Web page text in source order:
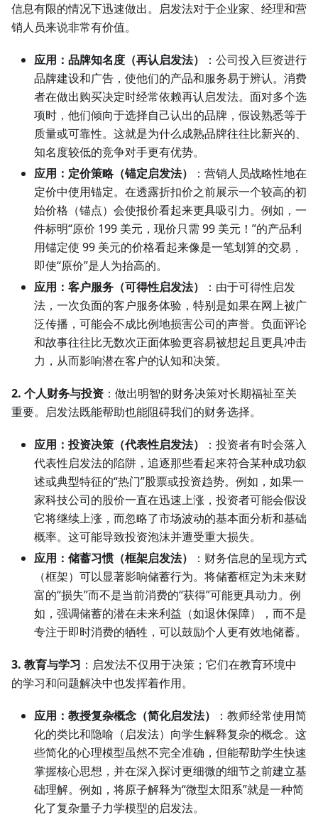
信息有限的情况下迅速做出。启发法对于企业家、经理和营
销人员来说非常有价值。
应用：品牌知名度（再认启发法）
：公司投入巨资进行
品牌建设和广告，使他们的产品和服务易于辨认。消费
者在做出购买决定时经常依赖再认启发法。面对多个选
项时，他们倾向于选择自己认出的品牌，假设熟悉等于
质量或可靠性。这就是为什么成熟品牌往往比新兴的、
知名度较低的竞争对手更有优势。
应用：定价策略（锚定启发法）
：营销人员战略性地在
定价中使用锚定。在透露折扣价之前展示一个较高的初
始价格（锚点）会使报价看起来更具吸引力。例如，一
件标明“原价 199 美元，现价只需 99 美元！”的产品利
用锚定使 99 美元的价格看起来像是一笔划算的交易，
即使“原价”是人为抬高的。
应用：客户服务（可得性启发法）
：由于可得性启发
法，一次负面的客户服务体验，特别是如果在网上被广
泛传播，可能会不成比例地损害公司的声誉。负面评论
和故事往往比无数次正面体验更容易被想起且更具冲击
力，从而影响潜在客户的认知和决策。
2. 个人财务与投资 ：做出明智的财务决策对长期福祉至关
重要。启发法既能帮助也能阻碍我们的财务选择。
应用：投资决策（代表性启发法）
：投资者有时会落入
代表性启发法的陷阱，追逐那些看起来符合某种成功叙
述或典型特征的“热门”股票或投资趋势。例如，如果一
家科技公司的股价一直在迅速上涨，投资者可能会假设
它将继续上涨，而忽略了市场波动的基本面分析和基础
概率。这可能导致投资泡沫并遭受重大损失。
应用：储蓄习惯（框架启发法）
：财务信息的呈现方式
（框架）可以显著影响储蓄行为。将储蓄框定为未来财
富的“损失”而不是当前消费的“获得”可能更具动力。例
如，强调储蓄的潜在未来利益（如退休保障），而不是
专注于即时消费的牺牲，可以鼓励个人更有效地储蓄。
3. 教育与学习 ：启发法不仅用于决策；它们在教育环境中
的学习和问题解决中也发挥着作用。
应用：教授复杂概念（简化启发法）
：教师经常使用简
化的类比和隐喻（启发法）向学生解释复杂的概念。这
些简化的心理模型虽然不完全准确，但能帮助学生快速
掌握核心思想，并在深入探讨更细微的细节之前建立基
础理解。例如，将原子解释为“微型太阳系”就是一种简
化了复杂量子力学模型的启发法。